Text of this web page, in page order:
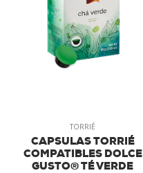
TORRIÉ
CAPSULAS TORRIÉ
COMPATIBLES DOLCE
GUSTO® TÉ VERDE